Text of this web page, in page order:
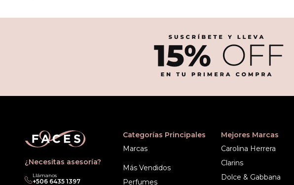
¿Necesitas asesoría?
Llámanos
+506 6435 1397
Categorías Principales
Marcas
Más Vendidos
Perfumes
Mejores Marcas
Carolina Herrera
Clarins
Dolce & Gabbana